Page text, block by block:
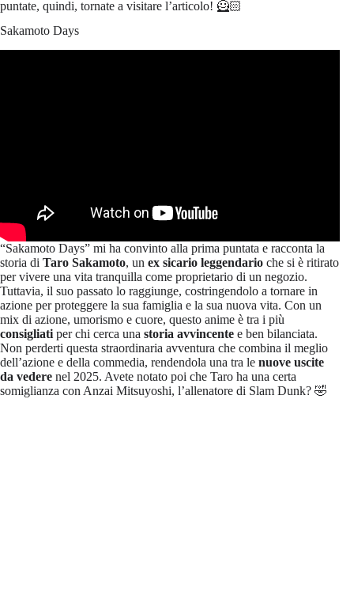
puntate, quindi, tornate a visitare l’articolo! 🦸🏻
Sakamoto Days
“Sakamoto Days” mi ha convinto alla prima puntata e racconta la
storia di Taro Sakamoto, un ex sicario leggendario che si è ritirato
per vivere una vita tranquilla come proprietario di un negozio.
Tuttavia, il suo passato lo raggiunge, costringendolo a tornare in
azione per proteggere la sua famiglia e la sua nuova vita. Con un
mix di azione, umorismo e cuore, questo anime è tra i più
consigliati per chi cerca una storia avvincente e ben bilanciata.
Non perderti questa straordinaria avventura che combina il meglio
dell’azione e della commedia, rendendola una tra le nuove uscite
da vedere nel 2025. Avete notato poi che Taro ha una certa
somiglianza con Anzai Mitsuyoshi, l’allenatore di Slam Dunk? 🤣